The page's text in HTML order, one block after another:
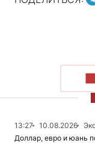
13:27 10.08.2026
Доллар, евро и юань